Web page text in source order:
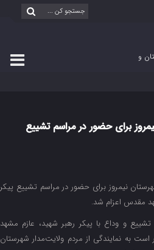
و
برای حضور در مراسم تشییع
نیمروز برای حضور در مراسم تشییع پیکر
مقدس اعزام شد.
و وداع با پیکر رهبر شهید، عازم مشهد
به نمایندگی از مردم ولایت‌مدار شهرستان